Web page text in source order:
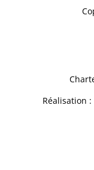
Réalisation :